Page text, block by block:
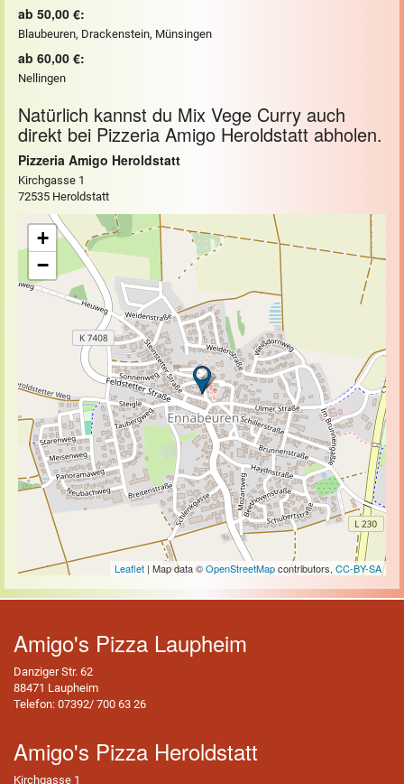
ab 50,00 €:
Blaubeuren, Drackenstein, Münsingen
ab 60,00 €:
Nellingen
Natürlich kannst du Mix Vege Curry auch
direkt bei Pizzeria Amigo Heroldstatt abholen.
Pizzeria Amigo Heroldstatt
Kirchgasse 1
72535 Heroldstatt
+
−
Leaflet | Map data ©OpenStreetMapcontributors, CC-BY-SA
Amigo's Pizza Laupheim
Danziger Str. 62
88471 Laupheim
Telefon: 07392/ 700 63 26
Amigo's Pizza Heroldstatt
Kirchgasse 1